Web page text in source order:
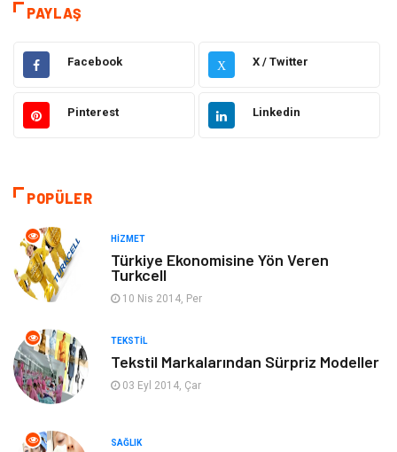
Dekorasyon Elektrik Elektronik
Ulaşım ve Taşımacılık Alışveriş
Bilgisayar ve Yazılım
Emlak Hukuk
Turizm
Eğitim Kurumları
Tekstil
Hizmet
PAYLAŞ
Facebook X X / Twitter
Pinterest Linkedin
POPÜLER
HIZMET
Türkiye Ekonomisine Yön Veren
Turkcell
10 Nis 2014, Per
TEKSTIL
Tekstil Markalarından Sürpriz Modeller
03 Eyl 2014, Çar
SAĞLIK